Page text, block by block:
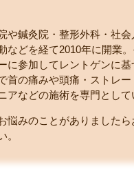
や鍼灸院・整形外科・社
などを経て2010年に開業。
に参加してレントゲンに基
首の痛みや頭痛・ストレー
アなどの施術を専門として
悩みのことがありましたら
。